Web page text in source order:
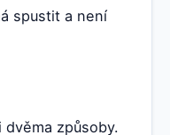
spustit a není
způsoby.